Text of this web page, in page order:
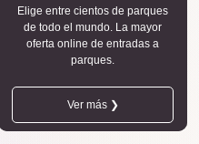
Elige entre cientos de parques
de todo el mundo. La mayor
oferta online de entradas a
parques.
Ver más ❯